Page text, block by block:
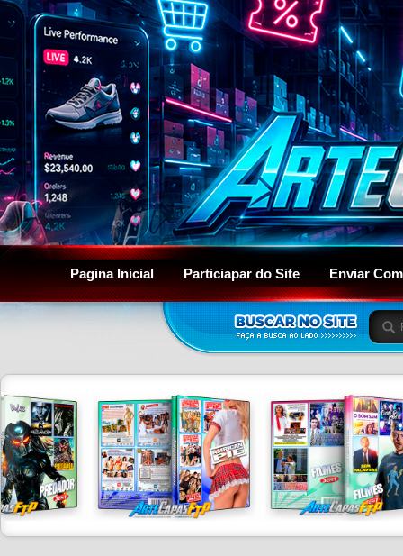
Pagina Inicial Particiapar do Site Enviar